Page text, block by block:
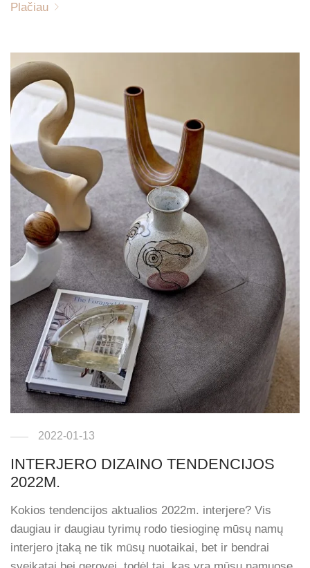
Plačiau
2022-01-13
INTERJERO DIZAINO TENDENCIJOS
2022M.
Kokios tendencijos aktualios 2022m. interjere? Vis
daugiau ir daugiau tyrimų rodo tiesioginę mūsų namų
interjero įtaką ne tik mūsų nuotaikai, bet ir bendrai